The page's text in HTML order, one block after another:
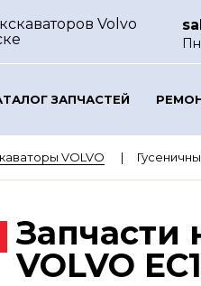
Volvo
ЗАПЧАСТЕЙ
VOLVO
Запчасти
VOLVO